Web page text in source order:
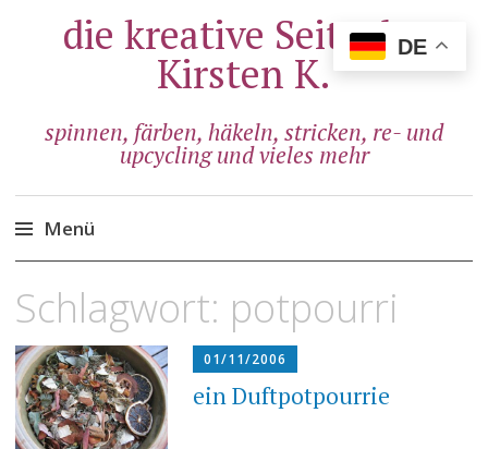
die kreative Seite der
Kirsten K.
spinnen, färben, häkeln, stricken, re- und
upcycling und vieles mehr
Menü
Inhalt
Schlagwort: potpourri
01/11/2006
ein Duftpotpourrie
DE